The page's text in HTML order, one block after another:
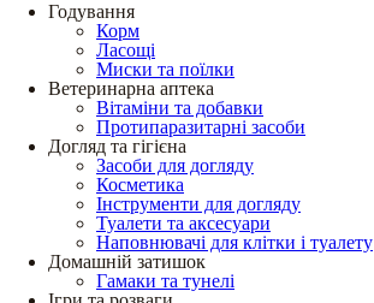
Годування
Корм
Ласощі
Миски та поїлки
Ветеринарна аптека
Вітаміни та добавки
Протипаразитарні засоби
Догляд та гігієна
Засоби для догляду
Косметика
Інструменти для догляду
Туалети та аксесуари
Наповнювачі для клітки і туалету
Домашній затишок
Гамаки та тунелі